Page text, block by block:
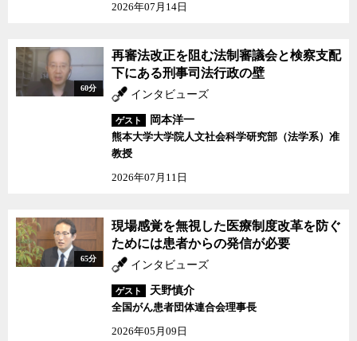
2026年07月14日
60分
再審法改正を阻む法制審議会と検察支配
下にある刑事司法行政の壁
インタビューズ
ゲスト
岡本洋一
熊本大学大学院人文社会科学研究部（法学系）准
教授
2026年07月11日
65分
現場感覚を無視した医療制度改革を防ぐ
ためには患者からの発信が必要
インタビューズ
ゲスト
天野慎介
全国がん患者団体連合会理事長
2026年05月09日